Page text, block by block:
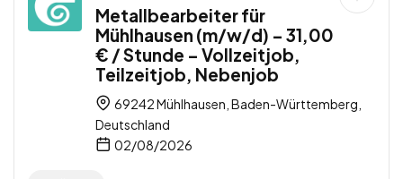
Metallbearbeiter für
Mühlhausen (m/w/d) – 31,00
€ / Stunde – Vollzeitjob,
Teilzeitjob, Nebenjob
69242 Mühlhausen, Baden-Württemberg,
Deutschland
02/08/2026